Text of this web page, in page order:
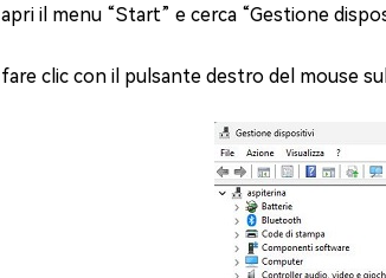
apri il menu “Start” e cerca “Gestione
fare clic con il pulsante destro del mouse